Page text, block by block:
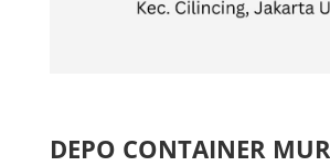
DEPO CONTAINER